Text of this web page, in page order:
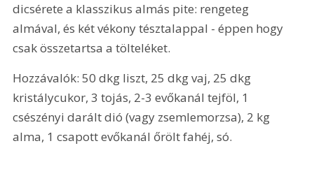
dicsérete a klasszikus almás pite: rengeteg
almával, és két vékony tésztalappal - éppen hogy
csak összetartsa a tölteléket.
Hozzávalók: 50 dkg liszt, 25 dkg vaj, 25 dkg
kristálycukor, 3 tojás, 2-3 evőkanál tejföl, 1
csészényi darált dió (vagy zsemlemorzsa), 2 kg
alma, 1 csapott evőkanál őrölt fahéj, só.